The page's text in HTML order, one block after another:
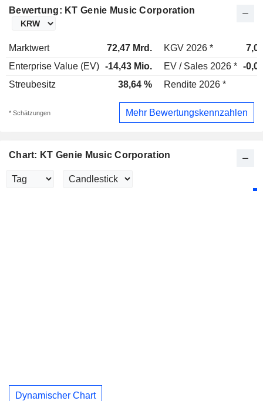
Bewertung: KT Genie Music Corporation
Marktwert 72,47 Mrd. KGV 2026 *
Enterprise Value (EV) -14,43 Mio. EV / Sales 2026 * -
Streubesitz
38,64 % Rendite 2026 *
* Schätzungen Mehr Bewertungskennzahlen
Chart: KT Genie Music Corporation
Dynamischer Chart